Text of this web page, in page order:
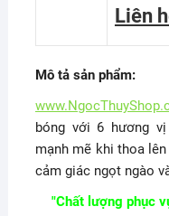
Liên
Mô tả sản phẩm:
bóng với 6 hương
mạnh mẽ khi thoa
cảm giác ngọt ngào
"Chất lượng phục